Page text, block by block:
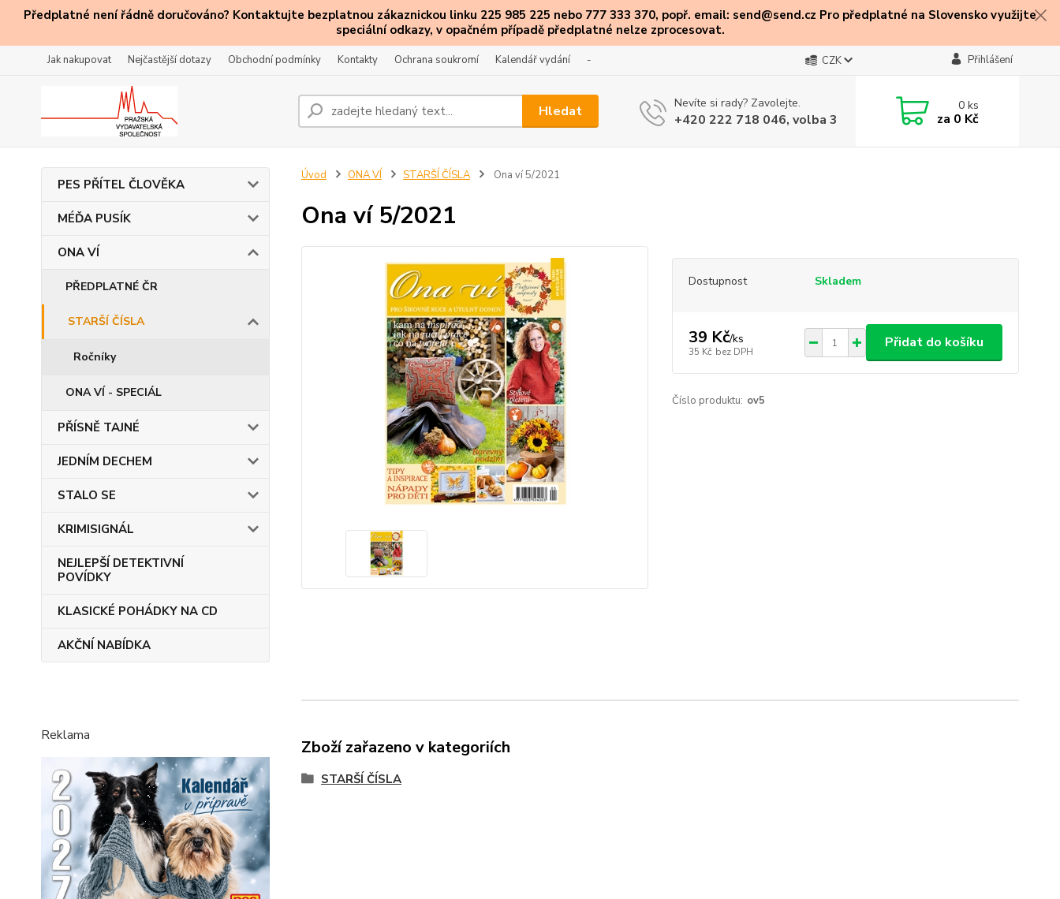
Předplatné není řádně doručováno? Kontaktujte bezplatnou zákaznickou linku 225 985 225 nebo 777 333 370, popř. email: send@send.cz Pro předplatné na Slovensko využijte
speciální odkazy, v opačném případě předplatné nelze zprocesovat.
Jak nakupovat Nejčastější dotazy Obchodní podmínky Kontakty Ochrana soukromí Kalendář vydání - CZK Přihlášení
Hledat Nevíte si rady? Zavolejte.
+420 222 718 046, volba 3
0ks
za 0 Kč
PES PŘÍTEL ČLOVĚKA
MÉĎA PUSÍK
ONA VÍ
PŘEDPLATNÉ ČR
STARŠÍ ČÍSLA
Ročníky
ONA VÍ - SPECIÁL
PŘÍSNĚ TAJNÉ
JEDNÍM DECHEM
STALO SE
KRIMISIGNÁL
NEJLEPŠÍ DETEKTIVNÍ
POVÍDKY
KLASICKÉ POHÁDKY NA CD
AKČNÍ NABÍDKA
Reklama
Úvod ONA VÍ STARŠÍ ČÍSLA Ona ví 5/2021
Ona ví 5/2021
Dostupnost Skladem
39 Kč/ks
35 Kč bez DPH
Přidat do košíku
Číslo produktu: ov5
Zboží zařazeno v kategoriích
STARŠÍ ČÍSLA